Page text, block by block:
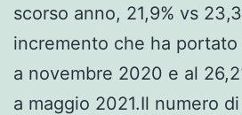
scorso anno, 21,9% vs
incremento che ha
a novembre 2020 e al
a maggio 2021.Il numero